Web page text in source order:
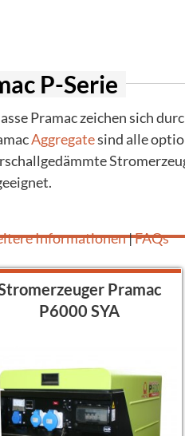
P-Serie
Pramac zeichen sich
Aggregatesind alle
Informationen|FAQs
Pramac
P6000 SYA